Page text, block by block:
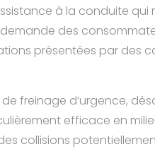
à la conduite qui
des
présentées par des
freinage d’urgence,
efficace en
collisions